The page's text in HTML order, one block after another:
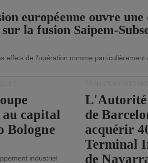
européenne ouvre une
la fusion Saipem-
effets de l'opération comme
capital
Bologne
industriel
de
acquérir
Terminal
de